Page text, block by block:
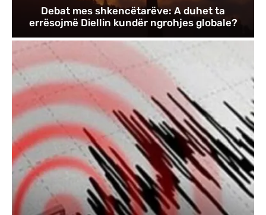
Debat mes shkencëtarëve: A duhet ta
errësojmë Diellin kundër ngrohjes globale?